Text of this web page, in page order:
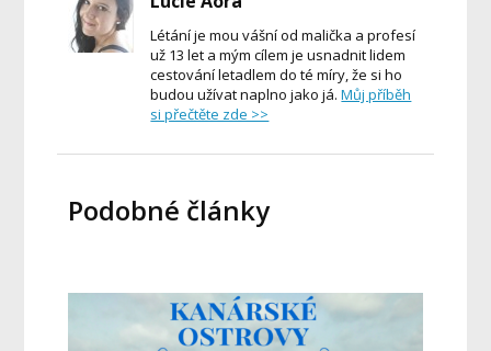
Létání je mou vášní od malička a profesí
už 13 let a mým cílem je usnadnit lidem
cestování letadlem do té míry, že si ho
budou užívat naplno jako já.Můj příběh
si přečtěte zde >>
Podobné články